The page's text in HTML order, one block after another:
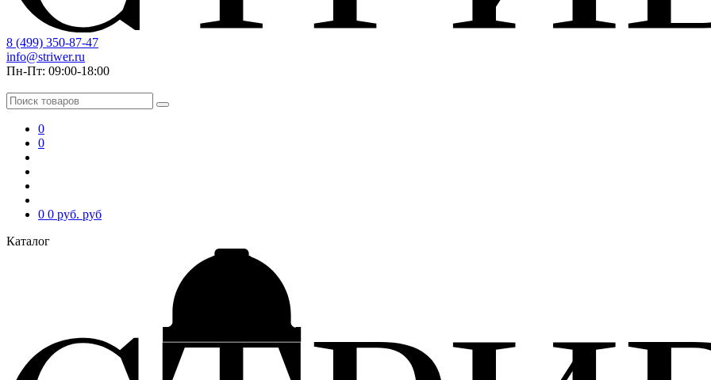
8 (499) 350-87-47
info@striwer.ru
Пн-Пт: 09:00-18:00
0
0
0 0 руб. руб
Каталог